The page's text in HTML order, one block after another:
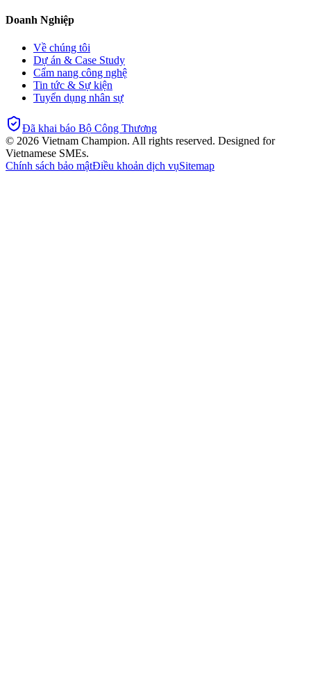
Doanh Nghiệp
Về chúng tôi
Dự án & Case Study
Cẩm nang công nghệ
Tin tức & Sự kiện
Tuyển dụng nhân sự
Đã khai báo Bộ Công Thương
© 2026 Vietnam Champion. All rights reserved. Designed for
Vietnamese SMEs.
Chính sách bảo mậtĐiều khoản dịch vụSitemap